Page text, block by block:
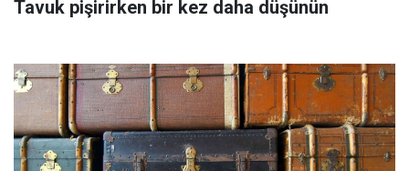
Tavuk pişirirken bir kez daha düşünün